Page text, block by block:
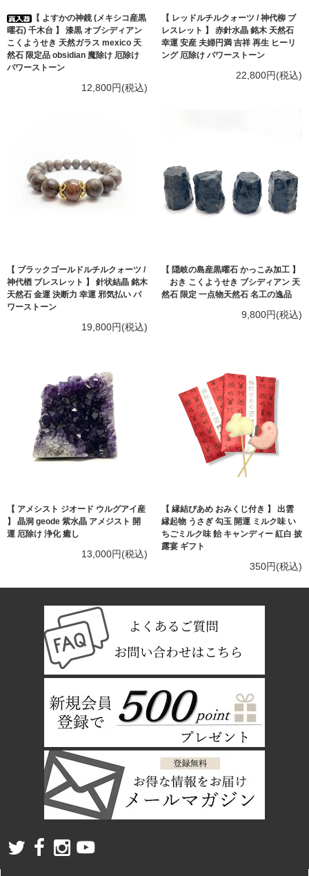
【 よすかの神鏡 (メキシコ産黒
曜石) 千木台 】 漆黒 オブシディアン
こくようせき 天然ガラス mexico 天
然石 限定品 obsidian 魔除け 厄除け
パワーストーン
12,800円(税込)
【 レッドルチルクォーツ / 神代柳 ブ
レスレット 】 赤針水晶 銘木 天然石
幸運 安産 夫婦円満 吉祥 再生 ヒーリ
ング 厄除け パワーストーン
22,800円(税込)
【 ブラックゴールドルチルクォーツ /
神代楢 ブレスレット 】 針状結晶 銘木
天然石 金運 決断力 幸運 邪気払い パ
ワーストーン
19,800円(税込)
【 隠岐の島産黒曜石 かっこみ加工 】
おき こくようせき ブシディアン 天
然石 限定 一点物天然石 名工の逸品
9,800円(税込)
【 アメシスト ジオード ウルグアイ産
】 晶洞 geode 紫水晶 アメジスト 開
運 厄除け 浄化 癒し
13,000円(税込)
【 縁結びあめ おみくじ付き 】 出雲
縁起物 うさぎ 勾玉 開運 ミルク味 い
ちごミルク味 飴 キャンディー 紅白 披
露宴 ギフト
350円(税込)